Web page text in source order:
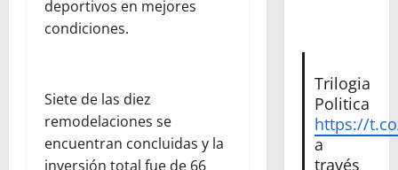
deportivos en mejores
condiciones.
Siete de las diez
remodelaciones se
encuentran concluidas y la
inversión total fue de 66
Trilogia
Politica
https://
a
través